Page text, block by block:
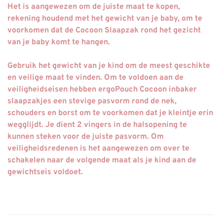
Het is aangewezen om de juiste maat te kopen,
rekening houdend met het gewicht van je baby, om te
voorkomen dat de Cocoon Slaapzak rond het gezicht
van je baby komt te hangen.
Gebruik het gewicht van je kind om de meest geschikte
en veilige maat te vinden. Om te voldoen aan de
veiligheidseisen hebben ergoPouch Cocoon inbaker
slaapzakjes een stevige pasvorm rond de nek,
schouders en borst om te voorkomen dat je kleintje erin
wegglijdt. Je dient 2 vingers in de halsopening te
kunnen steken voor de juiste pasvorm. Om
veiligheidsredenen is het aangewezen om over te
schakelen naar de volgende maat als je kind aan de
gewichtseis voldoet.